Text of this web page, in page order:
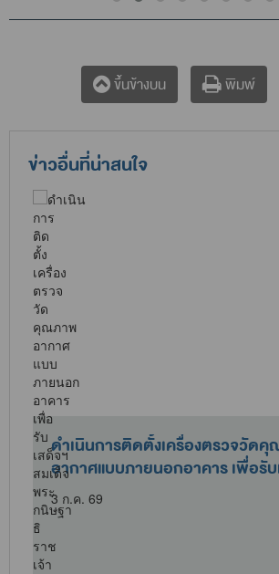
ขึ้นข้างบน พิมพ์
ข่าวอื่นที่น่าสนใจ
ดำเนินการติดตั้งเครื่องตรวจวัด
อากาศแบบภายนอกอาคาร เพื่อรั
3 ก.ค. 69